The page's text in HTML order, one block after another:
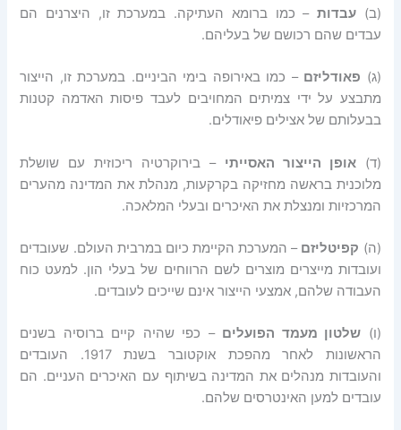
(ב)עבדות – כמו ברומא העתיקה. במערכת זו, היצרנים הם
עבדים שהם רכושם של בעליהם.
(ג) פאודליזם – כמו באירופה בימי הביניים. במערכת זו, הייצור
מתבצע על ידי צמיתים המחויבים לעבד פיסות האדמה קטנות
בבעלותם של אצילים פיאודלים.
(ד)אופן הייצור האסייתי – בירוקרטיה ריכוזית עם שושלת
מלוכנית בראשה מחזיקה בקרקעות, מנהלת את המדינה מהערים
המרכזיות ומנצלת את האיכרים ובעלי המלאכה.
(ה) קפיטליזם – המערכת הקיימת כיום במרבית העולם. שעובדים
ועובדות מייצרים מוצרים לשם הרווחים של בעלי הון. למעט כוח
העבודה שלהם, אמצעי הייצור אינם שייכים לעובדים.
(ו) שלטון מעמד הפועלים – כפי שהיה קיים ברוסיה בשנים
הראשונות לאחר מהפכת אוקטובר בשנת 1917. העובדים
והעובדות מנהלים את המדינה בשיתוף עם האיכרים העניים. הם
עובדים למען האינטרסים שלהם.